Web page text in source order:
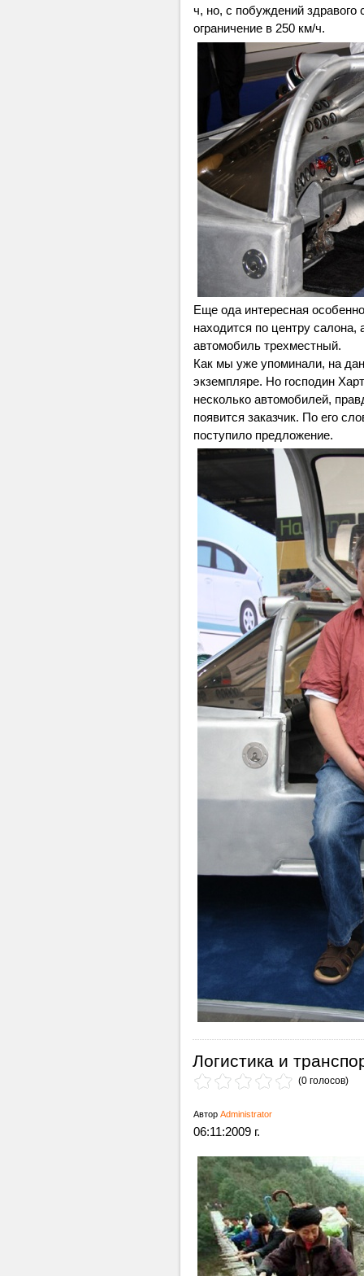
ч, но, с побуждений здравого
ограничение в 250 км/ч.
Еще ода интересная
находится по центру салона,
автомобиль трехместный.
Как мы уже упоминали, на
экземпляре. Но господин
несколько автомобилей,
появится заказчик. По его
поступило предложение.
Логистика и
(0 голосов)
Автор Administrator
06:11:2009 г.